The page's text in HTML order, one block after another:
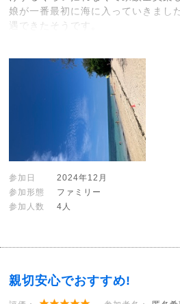
娘が一番最初に海に入っていきまし
遇できたそうです。
参加日
2024年12月
参加形態
ファミリー
参加人数
4人
親切安心でおすすめ!